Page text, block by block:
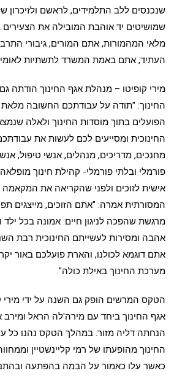
שנכנסים ללב התלמידים, לראשם ולזיכרון
שמושיטים יד אוהבת המובילה את הצעירים
מלאי המהמורות, אתם המורים, גיבורי
העתיד, אתם באמת המשרד לתשתיות
מירי קופיטו – מנהלת אגף החינוך הודתה
החינוך: "תודה על עבודתכם החשובה
הפועלים בתוך מוסדות החינוך ולאלה
החינוכית ומסייעים לכם לעשות את
מחנכים, מדריכים, מנהלים, אנשי טיפול,
פורמלי ובלתי פורמלי- קהילת חינוך
אישית לזוכים ולפני שהקריאה את
המסורתית אמרה: "אתם הזוכים, מייצגים
מרגשת שהפכה לניגון חיים: אמונה בכל ילד
אהבה ומסירות לעשייתם החינוכית רבת
אתם דוגמא לכולנו, והארת פועלכם באור
מערכת החינוך באילת כולה".
הטקס המרשים הופק גם השנה על ידי מירי
אגף החינוך ביחד עם מירה'לה הראל
הנחתה דליה מזור. במהלך הטקס נהנו כל
החינוך מהופעתו של רמי קליינשטיין
כאשר עלו כאמור על הבמה בהפתעה